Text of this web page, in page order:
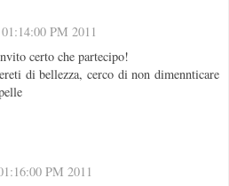
PM 2011
certo che partecipo!
di bellezza, cerco di non dimennticare
PM 2011